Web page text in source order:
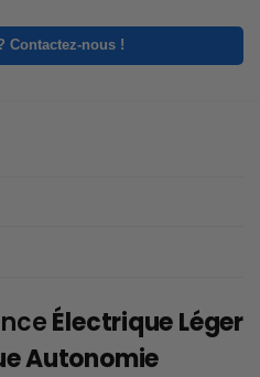
Contactez-nous !
Électrique Léger
Autonomie